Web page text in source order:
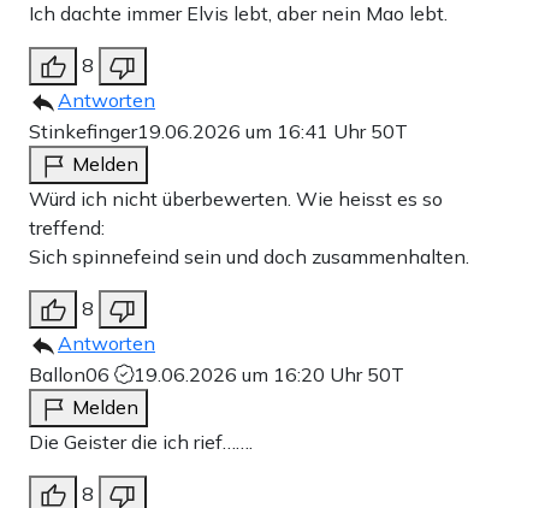
Ich dachte immer Elvis lebt, aber nein Mao lebt.
8
Antworten
Stinkefinger19.06.2026 um 16:41 Uhr 50T
Melden
Würd ich nicht überbewerten. Wie heisst es so
treffend:
Sich spinnefeind sein und doch zusammenhalten.
8
Antworten
Ballon06
19.06.2026 um 16:20 Uhr 50T
Melden
Die Geister die ich rief…….
8